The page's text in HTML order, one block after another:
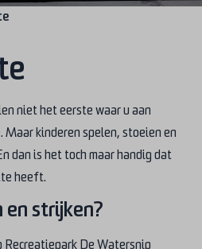
niet het eerste waar u aan
kinderen spelen, stoeien en
dan is het toch maar handig dat
heeft.
en strijken?
Recreatiepark De Watersnip